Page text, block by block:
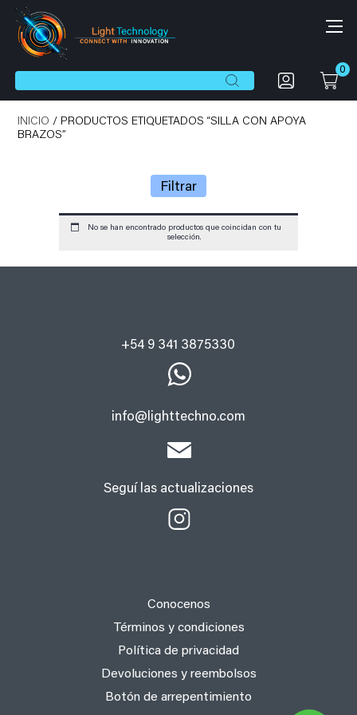
Buscar: Botón de búsqueda 0
INICIO / PRODUCTOS ETIQUETADOS “SILLA CON APOYA
BRAZOS”
Filtrar
No se han encontrado productos que coincidan con tu
selección.
+54 9 341 3875330
info@lighttechno.com
Seguí las actualizaciones
Conocenos
Términos y condiciones
Política de privacidad
Devoluciones y reembolsos
Botón de arrepentimiento